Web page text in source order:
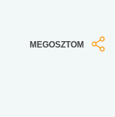
MEGOSZTOM